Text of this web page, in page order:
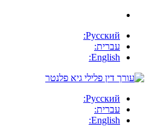
Русский:
עברית:
English:
Русский:
עברית:
English: